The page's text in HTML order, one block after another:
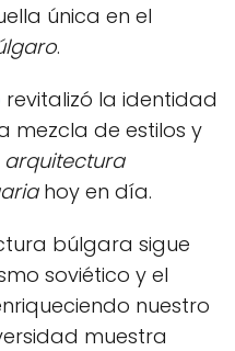
única en el
.
revitalizó la identidad
mezcla de estilos y
arquitectura
hoy en día.
búlgara sigue
soviético y el
nuestro
muestra